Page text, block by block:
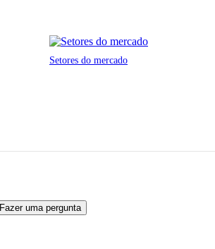
Setores do mercado
Fazer uma pergunta